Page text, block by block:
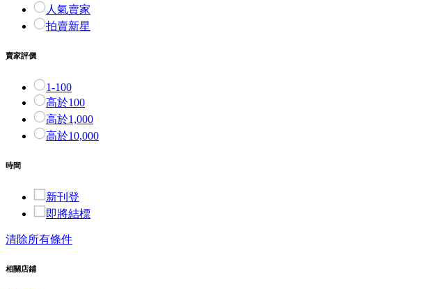
人氣賣家
拍賣新星
賣家評價
1-100
高於100
高於1,000
高於10,000
時間
新刊登
即將結標
清除所有條件
相關店鋪